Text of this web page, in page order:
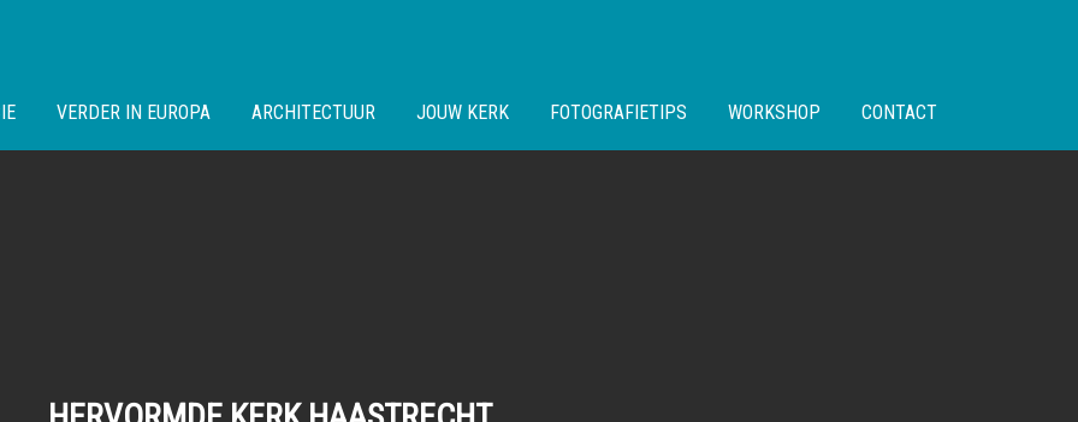
VERDER IN EUROPA ARCHITECTUUR JOUW KERK FOTOGRAFIETIPS WORKSHOP CONTACT